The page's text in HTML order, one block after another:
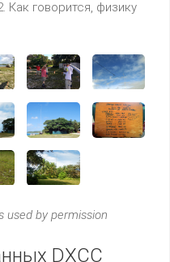
Как говорится, физику
used by permission
DXCC